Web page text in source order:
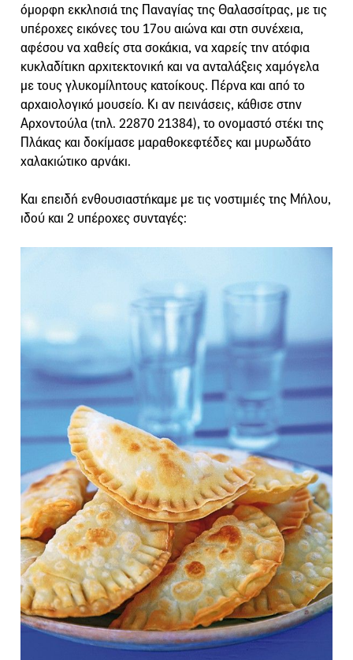
όμορφη εκκλησιά της Παναγίας της Θαλασσίτρας, με τις
υπέροχες εικόνες του 17ου αιώνα και στη συνέχεια,
αφέσου να χαθείς στα σοκάκια, να χαρείς την ατόφια
κυκλαδίτικη αρχιτεκτονική και να ανταλάξεις χαμόγελα
με τους γλυκομίλητους κατοίκους. Πέρνα και από το
αρχαιολογικό μουσείο. Κι αν πεινάσεις, κάθισε στην
Αρχοντούλα (τηλ. 22870 21384), το ονομαστό στέκι της
Πλάκας και δοκίμασε μαραθοκεφτέδες και μυρωδάτο
χαλακιώτικο αρνάκι.
Και επειδή ενθουσιαστήκαμε με τις νοστιμιές της Μήλου,
ιδού και 2 υπέροχες συνταγές: